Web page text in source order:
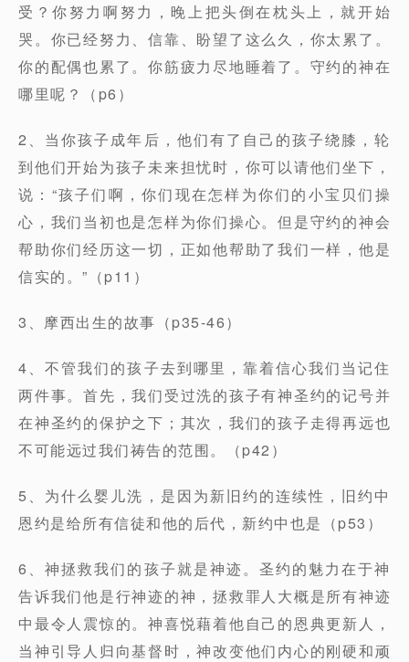
受？你努力啊努力，晚上把头倒在枕头上，就开始
哭。你已经努力、信靠、盼望了这么久，你太累了。
你的配偶也累了。你筋疲力尽地睡着了。守约的神在
哪里呢？（p6）
2、当你孩子成年后，他们有了自己的孩子绕膝，轮
到他们开始为孩子未来担忧时，你可以请他们坐下，
说：“孩子们啊，你们现在怎样为你们的小宝贝们操
心，我们当初也是怎样为你们操心。但是守约的神会
帮助你们经历这一切，正如他帮助了我们一样，他是
信实的。”（p11）
3、摩西出生的故事（p35-46）
4、不管我们的孩子去到哪里，靠着信心我们当记住
两件事。首先，我们受过洗的孩子有神圣约的记号并
在神圣约的保护之下；其次，我们的孩子走得再远也
不可能远过我们祷告的范围。（p42）
5、为什么婴儿洗，是因为新旧约的连续性，旧约中
恩约是给所有信徒和他的后代，新约中也是（p53）
6、神拯救我们的孩子就是神迹。圣约的魅力在于神
告诉我们他是行神迹的神，拯救罪人大概是所有神迹
中最令人震惊的。神喜悦藉着他自己的恩典更新人，
当神引导人归向基督时，神改变他们内心的刚硬和顽